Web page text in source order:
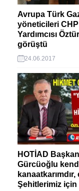
Avrupa Türk
yöneticileri
Yardımcısı
görüştü
24.06.2017
HOTİAD
Gürcüoğlu
Şehitlerimiz